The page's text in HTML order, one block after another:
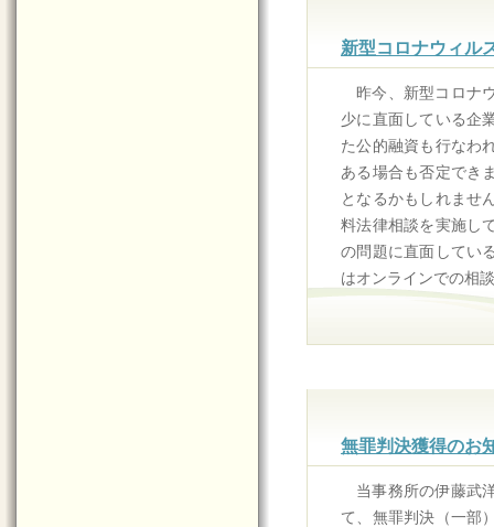
新型コロナウィル
昨今、新型コロナ
少に直面している企
た公的融資も行なわ
ある場合も否定でき
となるかもしれませ
料法律相談を実施し
の問題に直面してい
はオンラインでの相
無罪判決獲得のお
当事務所の伊藤武
て、無罪判決（一部